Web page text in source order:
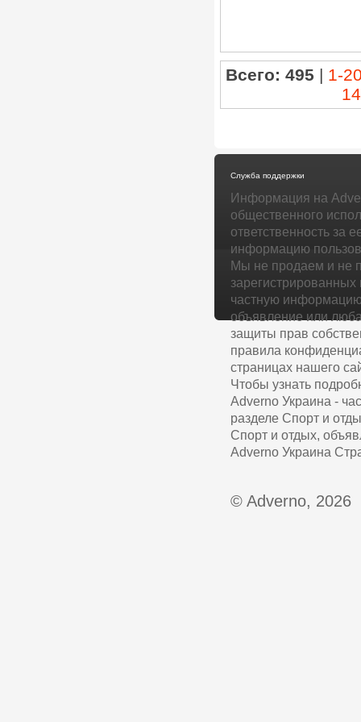
Всего: 495 | 1-
Служба поддержки
Информация на
общественного
ответственность за
информацию
Мы не продаем и не
частную информацию
объявление или
защиты прав
правила
страницах нашего
Чтобы узнать
Adverno Украина -
разделе Спорт и
Спорт и отдых,
Adverno Украина
© Adverno, 2026